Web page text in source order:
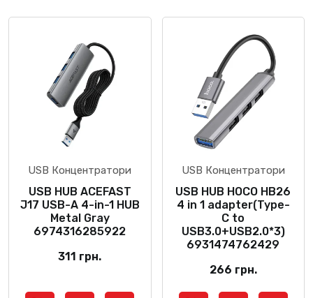
USB Концентратори
USB HUB ACEFAST
J17 USB-A 4-in-1 HUB
Metal Gray
6974316285922
311 грн.
USB Концентратори
USB HUB HOCO HB26
4 in 1 adapter(Type-
C to
USB3.0+USB2.0*3)
6931474762429
266 грн.